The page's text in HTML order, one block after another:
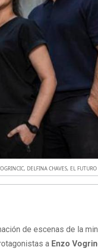
, DELFINA CHAVES, EL
de escenas de la
a Enzo